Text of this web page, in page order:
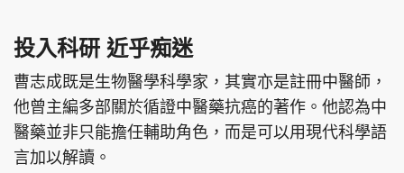
投入科研 近乎痴迷
曹志成既是生物醫學科學家，其實亦是註冊中醫師，
他曾主編多部關於循證中醫藥抗癌的著作。他認為中
醫藥並非只能擔任輔助角色，而是可以用現代科學語
言加以解讀。